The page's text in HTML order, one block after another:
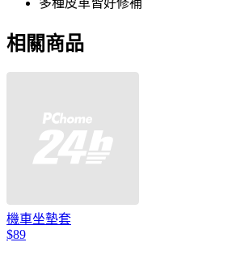
多種皮革皆好修補
相關商品
機車坐墊套
$89